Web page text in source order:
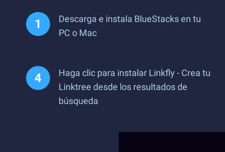
Descarga e instala BlueStacks en tu
PC o Mac
Haga clic para instalar Linkfly - Crea tu
Linktree desde los resultados de
búsqueda